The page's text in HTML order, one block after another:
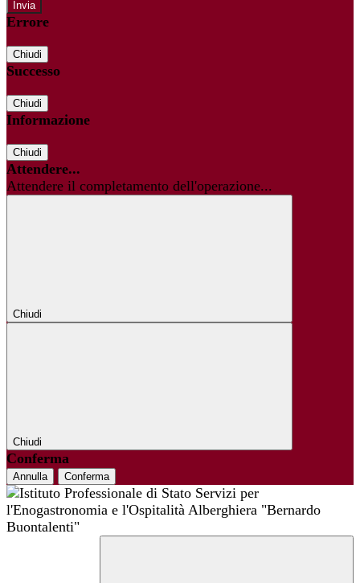
Errore
Chiudi
Successo
Chiudi
Informazione
Chiudi
Attendere...
Attendere il completamento dell'operazione...
Chiudi
Chiudi
Conferma
Annulla Conferma